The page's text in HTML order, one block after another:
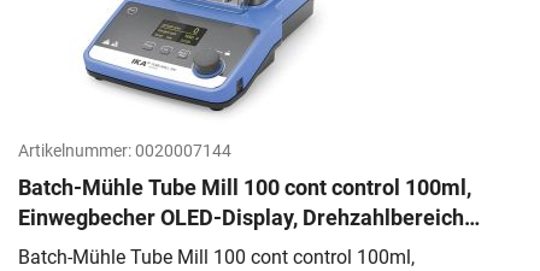
Artikelnummer:0020007144
Batch-Mühle Tube Mill 100 cont control 100ml,
Einwegbecher OLED-Display, Drehzahlbereich
5.000 - 25.000 rpm, Timer 5s
Batch-Mühle Tube Mill 100 cont control 100ml,